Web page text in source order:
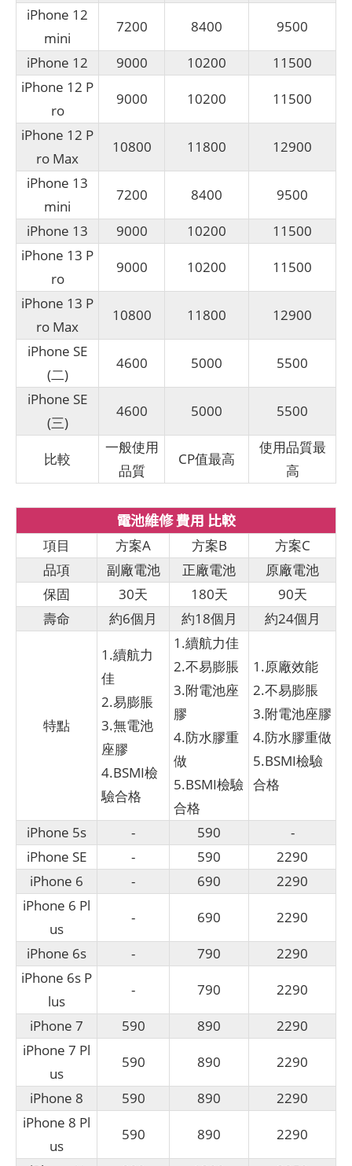
iPhone 12
mini
7200 8400
9500
iPhone 12
9000 10200
11500
iPhone 12 P
ro
9000 10200
11500
iPhone 12 P
ro Max
10800 11800
12900
iPhone 13
mini
7200 8400
9500
iPhone 13
9000 10200
11500
iPhone 13 P
ro
9000 10200
11500
iPhone 13 P
ro Max
10800 11800
12900
iPhone SE
(二)
4600 5000
5500
iPhone SE
(三)
4600 5000 5500
比較
一般使用
品質
CP值最高
使用品質最
高
電池維修 費用 比較
項目 方案A 方案B
方案C
品項
副廠電池 正廠電池
原廠電池
保固
30天 180天
90天
壽命
約6個月 約18個月 約24個月
特點
1.續航力
佳
2.易膨脹
3.無電池
座膠
4.BSMI檢
驗合格
1.續航力佳
2.不易膨脹
3.附電池座
膠
4.防水膠重
做
5.BSMI檢驗
合格
1.原廠效能
2.不易膨脹
3.附電池座膠
4.防水膠重做
5.BSMI檢驗
合格
iPhone 5s - 590
-
iPhone SE
- 590
2290
iPhone 6
- 690
2290
iPhone 6 Pl
us
- 690
2290
iPhone 6s
- 790
2290
iPhone 6s P
lus
- 790
2290
iPhone 7
590 890
2290
iPhone 7 Pl
us
590 890
2290
iPhone 8
590 890
2290
iPhone 8 Pl
us
590 890
2290